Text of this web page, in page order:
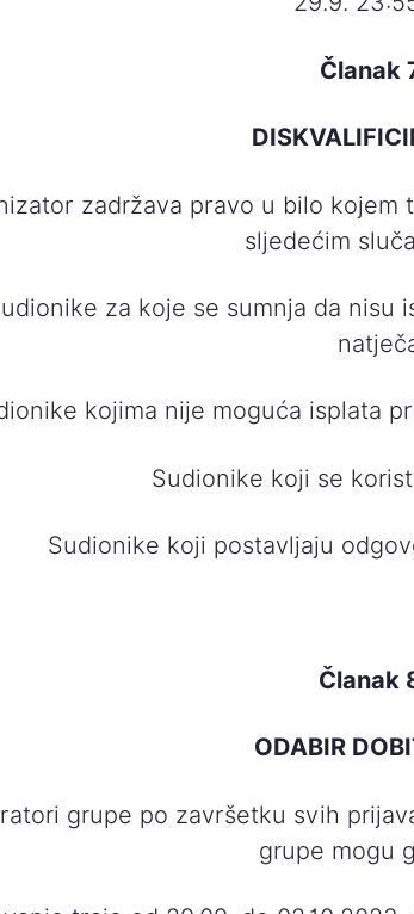
Članak
zadržava pravo u bilo
sljedećim
za koje se sumnja da nisu
kojima nije moguća isplata
Sudionike koji se
Sudionike koji postavljaju
Članak
ODABIR
grupe po završetku svih
grupe mogu